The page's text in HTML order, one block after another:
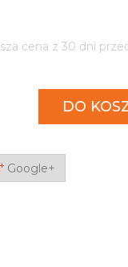
cena z 30 dni
DO
Google+